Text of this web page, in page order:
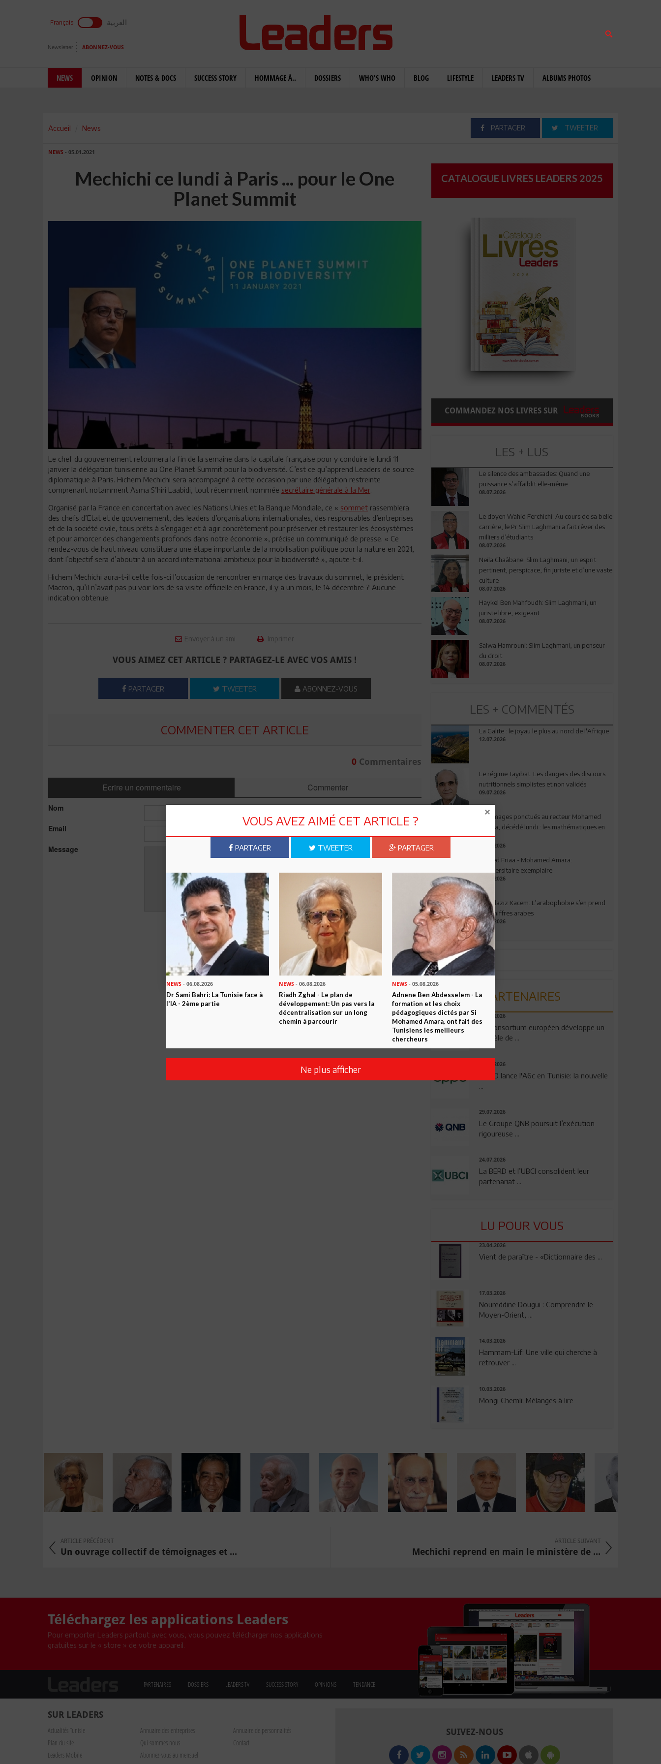
Français العربية
Newsletter ABONNEZ-VOUS
NEWS OPINION NOTES & DOCS SUCCESS STORY HOMMAGE À.. DOSSIERS WHO'S WHO BLOG LIFESTYLE LEADERS TV ALBUMS PHOTOS
Accueil News PARTAGER TWEETER
NEWS - 05.01.2021
Mechichi ce lundi à Paris ... pour le One
Planet Summit
Le chef du gouvernement retournera la fin de la semaine dans la capitale française pour y conduire le lundi 11
janvier la délégation tunisienne au One Planet Summit pour la biodiversité. C’est ce qu’apprend Leaders de source
diplomatique à Paris. Hichem Mechichi sera accompagné à cette occasion par une délégation restreinte
comprenant notamment Asma S’hiri Laabidi, tout récemment nommée secrétaire générale à la Mer.
Organisé par la France en concertation avec les Nations Unies et la Banque Mondiale, ce « sommet rassemblera
des chefs d’Etat et de gouvernement, des leaders d’organisations internationales, des responsables d’entreprises
et de la société civile, tous prêts à s’engager et à agir concrètement pour préserver et restaurer les écosystèmes
et pour amorcer des changements profonds dans notre économie », précise un communiqué de presse. « Ce
rendez-vous de haut niveau constituera une étape importante de la mobilisation politique pour la nature en 2021,
dont l’objectif sera d’aboutir à un accord international ambitieux pour la biodiversité », ajoute-t-il.
Hichem Mechichi aura-t-il cette fois-ci l’occasion de rencontrer en marge des travaux du sommet, le président
Macron, qu’il n’avait pas pu voir lors de sa visite officielle en France, il y a un mois, le 14 décembre ? Aucune
indication obtenue.
Envoyer à un ami Imprimer
VOUS AIMEZ CET ARTICLE ? PARTAGEZ-LE AVEC VOS AMIS !
PARTAGER TWEETER ABONNEZ-VOUS
COMMENTER CET ARTICLE
0Commentaires
Ecrire un commentaire Commenter
Nom
Email
Message
CATALOGUE LIVRES LEADERS 2025
COMMANDEZ NOS LIVRES SUR
LES + LUS
Le silence des ambassades: Quand une
puissance s’affaiblit elle-même
08.07.2026
Le doyen Wahid Ferchichi: Au cours de sa belle
carrière, le Pr Slim Laghmani a fait rêver des
milliers d’étudiants
08.07.2026
Neila Chaâbane: Slim Laghmani, un esprit
pertinent, perspicace, fin juriste et d’une vaste
culture
08.07.2026
Haykel Ben Mahfoudh: Slim Laghmani, un
juriste libre, exigeant
08.07.2026
Salwa Hamrouni: Slim Laghmani, un penseur
du droit
08.07.2026
LES + COMMENTÉS
La Galite : le joyau le plus au nord de l'Afrique
12.07.2026
Le régime Tayibat: Les dangers des discours
nutritionnels simplistes et non validés
09.07.2026
Hommages ponctués au recteur Mohamed
Amara, décédé lundi : les mathématiques en
deuil
03.08.2026
Ahmed Friaa - Mohamed Amara:
l’Universitaire exemplaire
04.08.2026
Abdelaziz Kacem: L’arabophobie s’en prend
aux chiffres arabes
09.07.2026
PARTENAIRES
06.08.2026
Un consortium européen développe un
modèle de ...
04.08.2026
OPPO lance l'A6c en Tunisie: la nouvelle
...
29.07.2026
Le Groupe QNB poursuit l’exécution
rigoureuse ...
24.07.2026
La BERD et l’UBCI consolident leur
partenariat ...
LU POUR VOUS
23.04.2026
Vient de paraître - «Dictionnaire des ...
17.03.2026
Noureddine Dougui : Comprendre le
Moyen-Orient, ...
14.03.2026
Hammam-Lif: Une ville qui cherche à
retrouver ...
10.03.2026
Mongi Chemli: Mélanges à lire
ARTICLE PRÉCÉDENT
Un ouvrage collectif de témoignages et ...
ARTICLE SUIVANT
Mechichi reprend en main le ministère de ...
Téléchargez les applications Leaders
Pour emporter Leaders partout avec vous, vous pouvez télécharger nos applications
gratuites sur le « store » de votre appareil.
PARTENAIRES DOSSIERS LEADERS TV SUCCESS STORY OPINIONS TENDANCE
SUR LEADERS
Actualités Tunisie Annuaire des entreprises
Annuaire de personnalités
Plan du site
Qui sommes nous
Contact
Leaders Mobile
Abonnez-vous au mensuel
SUIVEZ-NOUS
VOUS AVEZ AIMÉ CET ARTICLE ?
PARTAGER TWEETER PARTAGER
NEWS - 06.08.2026
Dr Sami Bahri: La Tunisie face à
l'IA - 2ème partie
NEWS - 06.08.2026
Riadh Zghal - Le plan de
développement: Un pas vers la
décentralisation sur un long
chemin à parcourir
NEWS- 05.08.2026
Adnene Ben Abdesselem - La
formation et les choix
pédagogiques dictés par Si
Mohamed Amara, ont fait des
Tunisiens les meilleurs
chercheurs
Ne plus afficher